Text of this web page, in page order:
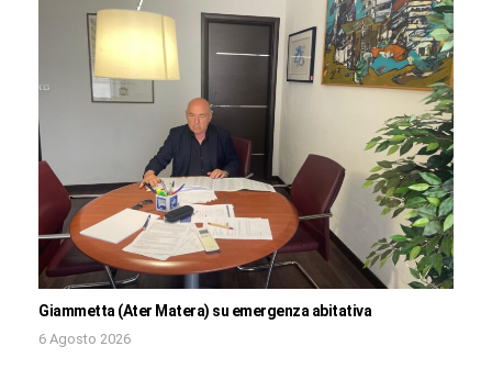
Giammetta (Ater Matera) su emergenza abitativa
6 Agosto 2026